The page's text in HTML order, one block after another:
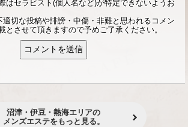
はセラピスト(個人名など)が特定できないようお
適切な投稿や誹謗・中傷・非難と思われるコメン
とさせて頂きますので予めご了承ください。
沼津・伊豆・熱海エリアの
メンズエステをもっと見る。